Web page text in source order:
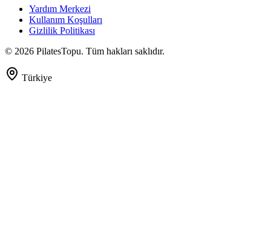
Yardım Merkezi
Kullanım Koşulları
Gizlilik Politikası
© 2026 PilatesTopu. Tüm hakları saklıdır.
Türkiye